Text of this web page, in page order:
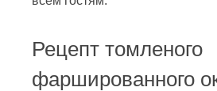
Рецепт томленого
фаршированного